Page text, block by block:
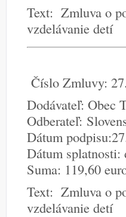
Text: Zmluva o
vzdelávanie detí
Číslo Zmluvy:
Dodávateľ: Obec
Odberateľ:
Dátum
Dátum splatnosti:
Suma: 119,60
Text: Zmluva o
vzdelávanie detí